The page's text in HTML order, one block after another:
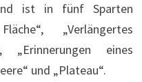
ist in fünf Sparten
„Verlängertes
eines
und „Plateau“.